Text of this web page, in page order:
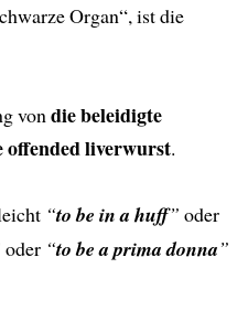
Organ“, ist die
von die beleidigte
offended liverwurst.
“to be in a huff” oder
oder “to be a prima donna”